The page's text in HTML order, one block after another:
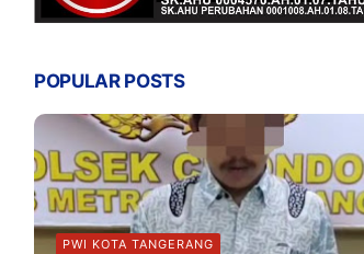
POPULAR POSTS
PWI KOTA TANGERANG